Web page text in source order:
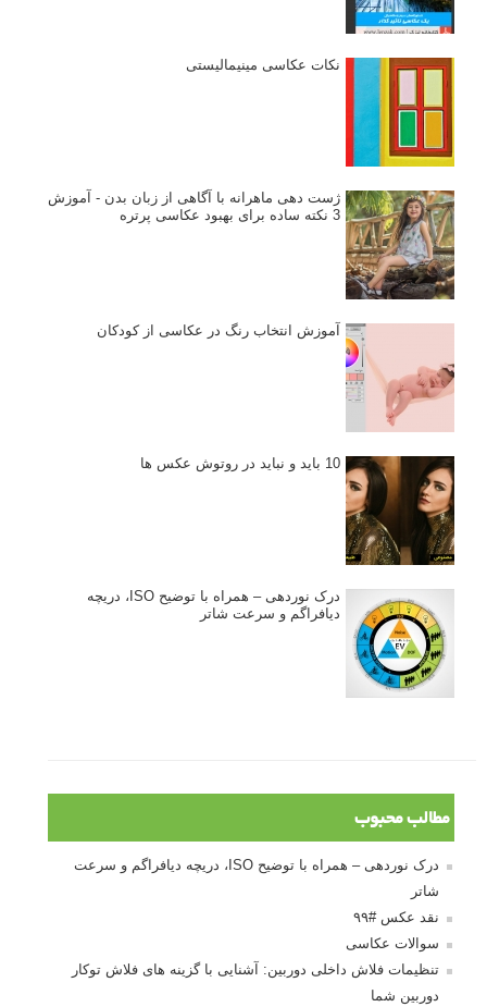
نکات عکاسی مینیمالیستی
ژست دهی ماهرانه با آگاهی از زبان بدن - آموزش
3 نکته ساده برای بهبود عکاسی پرتره
آموزش انتخاب رنگ در عکاسی از کودکان
10 باید و نباید در روتوش عکس ها
درک نوردهی – همراه با توضیح ISO، دریچه
دیافراگم و سرعت شاتر
مطالب محبوب
درک نوردهی – همراه با توضیح ISO، دریچه دیافراگم و سرعت
شاتر
نقد عکس #۹۹
سوالات عکاسی
تنظیمات فلاش داخلی دوربین: آشنایی با گزینه های فلاش توکار
دوربین شما